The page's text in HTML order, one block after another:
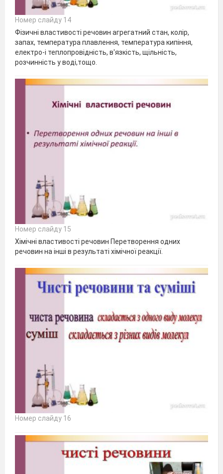
Номер слайду 14
Фізичні властивості речовин агрегатний стан, колір,
запах, температура плавлення, температура кипіння,
електро-і теплопровідність, в'язкість, щільність,
розчинність у воді,тощо.
Номер слайду 15
Хімічні властивості речовин Перетворення одних
речовин на інші в результаті хімічної реакції.
Номер слайду 16